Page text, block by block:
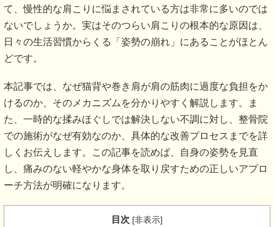
て、慢性的な肩こりに悩まされている方は非常に多いのでは
ないでしょうか。実はそのつらい肩こりの根本的な原因は、
日々の生活習慣からくる「姿勢の崩れ」にあることがほとん
どです。
本記事では、なぜ猫背や巻き肩が肩の筋肉に過度な負担をか
けるのか、そのメカニズムを分かりやすく解説します。ま
た、一時的な揉みほぐしでは解決しない不調に対し、整骨院
での施術がなぜ有効なのか、具体的な改善プロセスまでを詳
しくお伝えします。この記事を読めば、自身の姿勢を見直
し、痛みのない軽やかな身体を取り戻すための正しいアプロ
ーチ方法が明確になります。
目次 [非表示]